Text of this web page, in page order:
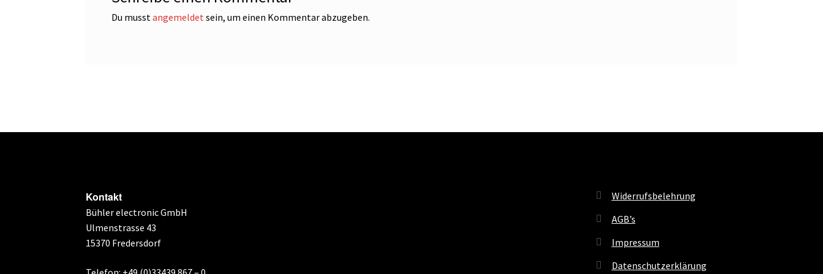
Du musstangemeldetsein, um einen Kommentar abzugeben.
Kontakt
Bühler electronic GmbH
Ulmenstrasse 43
15370 Fredersdorf
Widerrufsbelehrung
AGB’s
Impressum
Datenschutzerklärung